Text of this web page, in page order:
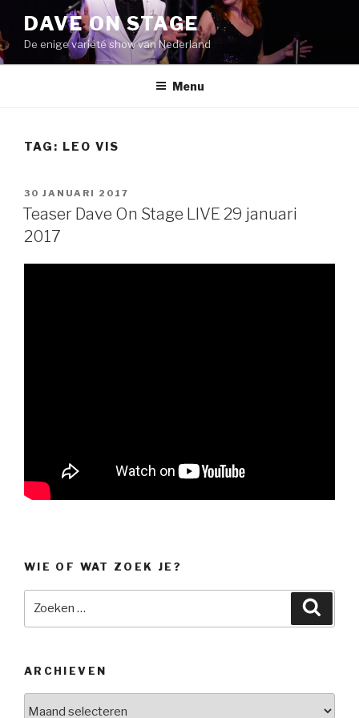
de
inhoud
springen
DAVE ON STAGE
De enige variété show van Nederland
Menu
TAG: LEO VIS
GEPLAATST
OP
30 JANUARI 2017
Teaser Dave On Stage LIVE 29 januari
2017
WIE OF WAT ZOEK JE?
ARCHIEVEN